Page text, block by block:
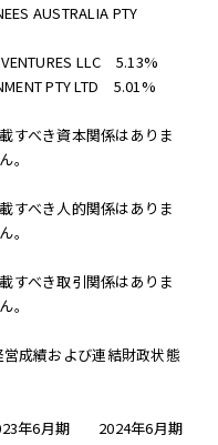
AUSTRALIA PTY
VENTURES LLC 5.13%
PTY LTD 5.01%
すべき資本関係はありま
。
すべき人的関係はありま
。
すべき取引関係はありま
。
営成績および連結財政状態
年6月期 2024年6月期